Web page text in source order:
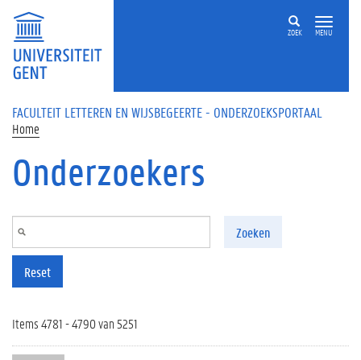
Overslaan en naar de inhoud gaan
ZOEK MENU
FACULTEIT LETTEREN EN WIJSBEGEERTE - ONDERZOEKSPORTAAL
Home
Onderzoekers
Zoeken
Reset
Items 4781 - 4790 van 5251